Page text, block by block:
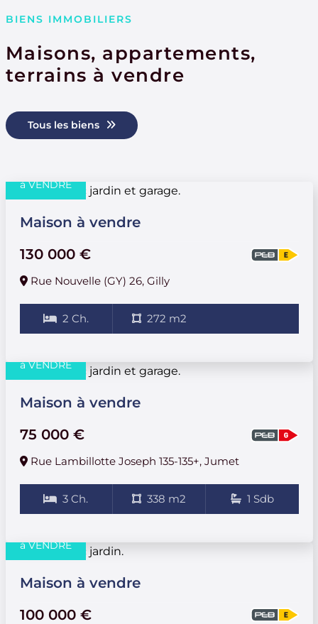
BIENS IMMOBILIERS
Maisons, appartements,
terrains à vendre
Tous les biens
à VENDRE
Maison à vendre
130 000 €
Rue Nouvelle (GY) 26, Gilly
2 Ch. 272 m2
à VENDRE
Maison à vendre
75 000 €
Rue Lambillotte Joseph 135-135+, Jumet
3 Ch. 338 m2 1 Sdb
à VENDRE
Maison à vendre
100 000 €